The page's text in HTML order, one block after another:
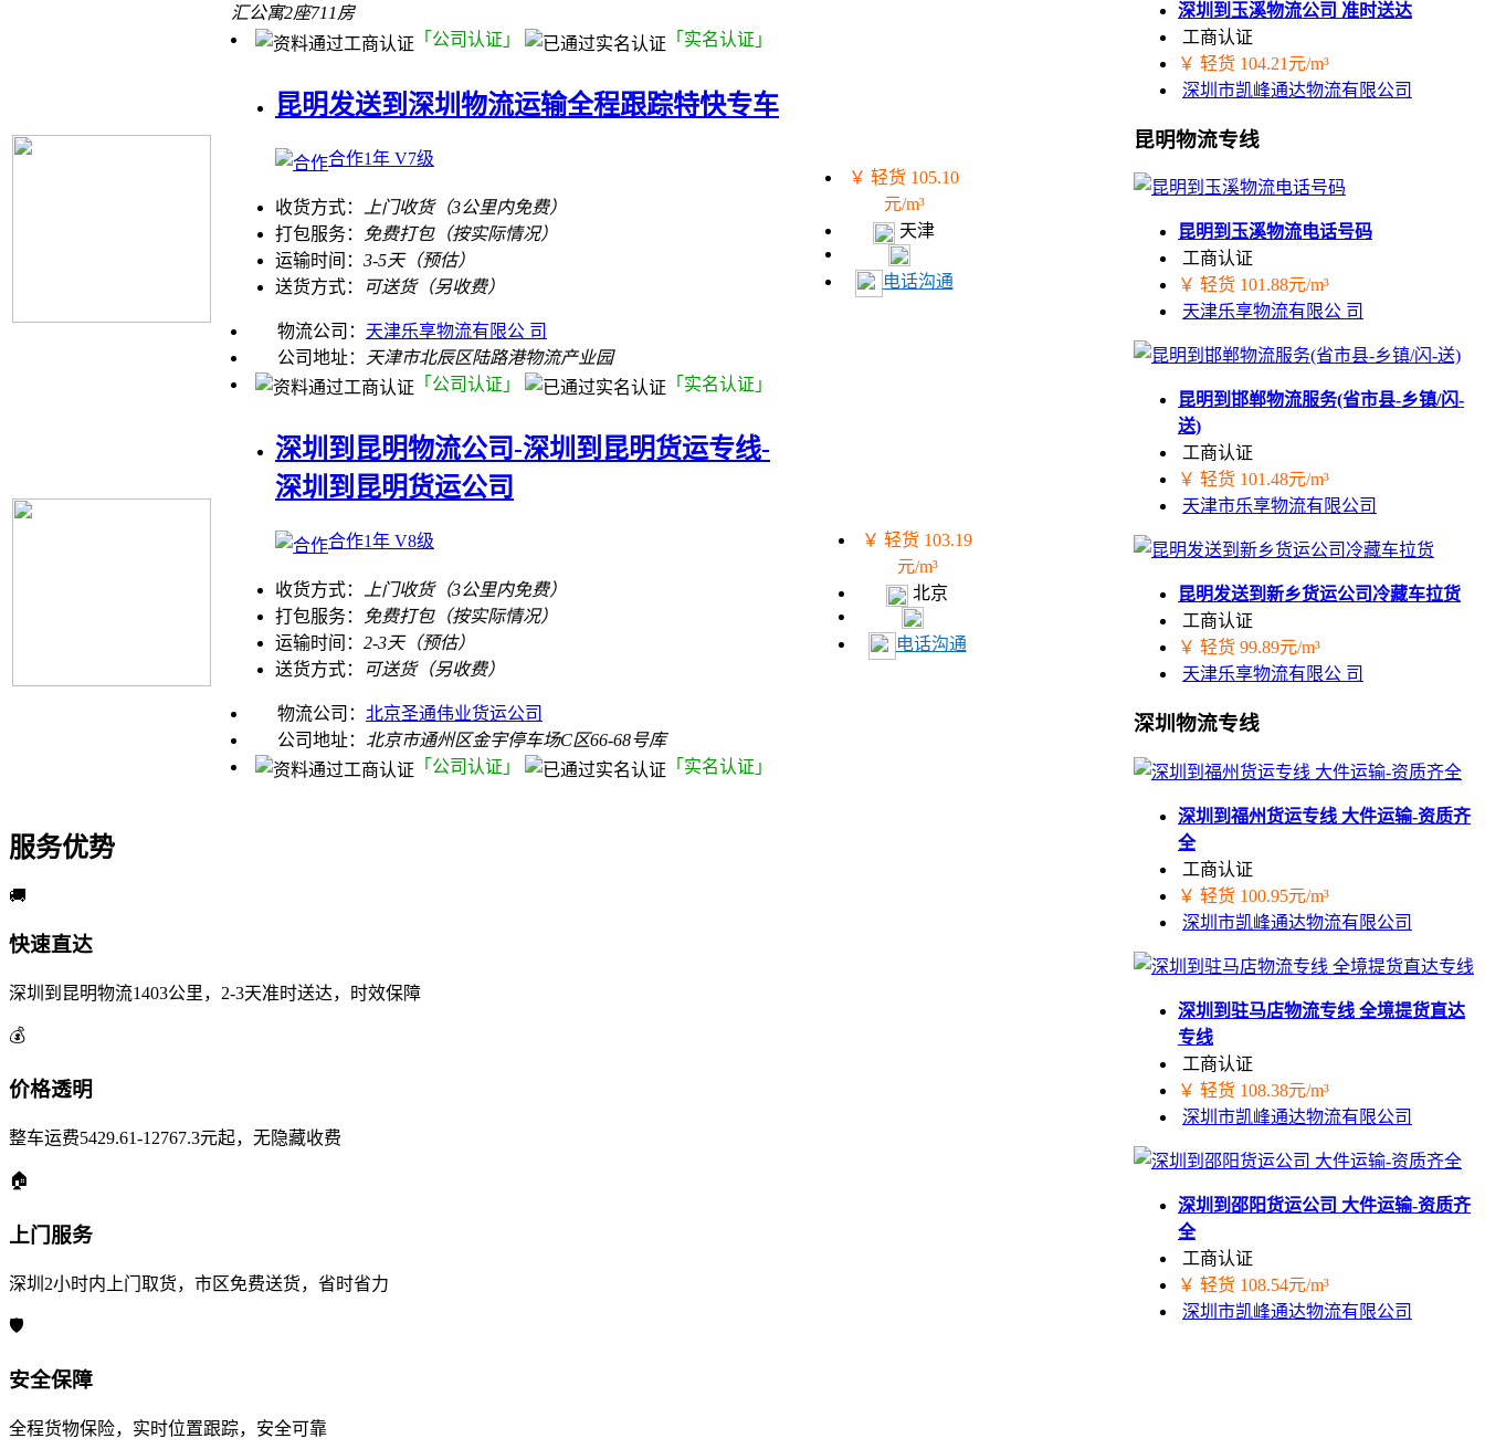
汇公寓2座711房
「公司认证」
「实名认证」
昆明发送到深圳物流运输全程跟踪特快专车
合作1年 V7级
收货方式：
上门收货（3公里内免费）
打包服务：
免费打包（按实际情况）
运输时间： 3-5天（预估）
送货方式：
可送货（另收费）
物流公司： 天津乐享物流有限公 司
公司地址：
天津市北辰区陆路港物流产业园
「公司认证」
「实名认证」
￥ 轻货 105.10
元/m³
天津
电话沟通
深圳到昆明物流公司-深圳到昆明货运专线-
深圳到昆明货运公司
合作1年 V8级
收货方式：
上门收货（3公里内免费）
打包服务：
免费打包（按实际情况）
运输时间： 2-3天（预估）
送货方式：
可送货（另收费）
物流公司： 北京圣通伟业货运公司
公司地址： 北京市通州区金宇停车场C区66-68号库
「公司认证」
「实名认证」
￥ 轻货 103.19
元/m³
北京
电话沟通
服务优势
🚚
快速直达
深圳到昆明物流1403公里，2-3天准时送达，时效保障
💰
价格透明
整车运费5429.61-12767.3元起，无隐藏收费
🏠
上门服务
深圳2小时内上门取货，市区免费送货，省时省力
🛡️
安全保障
全程货物保险，实时位置跟踪，安全可靠
深圳到玉溪物流公司 准时送达
工商认证
￥ 轻货 104.21元/m³
深圳市凯峰通达物流有限公司
昆明物流专线
昆明到玉溪物流电话号码
工商认证
￥ 轻货 101.88元/m³
天津乐享物流有限公 司
昆明到邯郸物流服务(省市县-乡镇/闪-
送)
工商认证
￥ 轻货 101.48元/m³
天津市乐享物流有限公司
昆明发送到新乡货运公司冷藏车拉货
工商认证
￥ 轻货 99.89元/m³
天津乐享物流有限公 司
深圳物流专线
深圳到福州货运专线 大件运输-资质齐
全
工商认证
￥ 轻货 100.95元/m³
深圳市凯峰通达物流有限公司
深圳到驻马店物流专线 全境提货直达
专线
工商认证
￥ 轻货 108.38元/m³
深圳市凯峰通达物流有限公司
深圳到邵阳货运公司 大件运输-资质齐
全
工商认证
￥ 轻货 108.54元/m³
深圳市凯峰通达物流有限公司